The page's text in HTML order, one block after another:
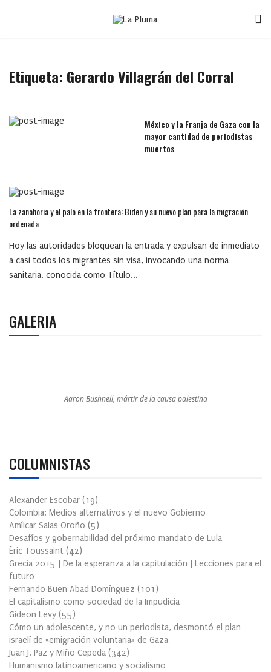
Etiqueta: Gerardo Villagrán del Corral
México y la Franja de Gaza con la
mayor cantidad de periodistas
muertos
La zanahoria y el palo en la frontera: Biden y su nuevo plan para la migración
ordenada
Hoy las autoridades bloquean la entrada y expulsan de inmediato
a casi todos los migrantes sin visa, invocando una norma
sanitaria, conocida como Título...
GALERIA
Aaron Bushnell, mártir de la causa palestina
COLUMNISTAS
Alexander Escobar (19)
Colombia: Medios alternativos y el nuevo Gobierno
Amílcar Salas Oroño (5)
Desafíos y gobernabilidad del próximo mandato de Lula
Éric Toussaint (42)
Grecia 2015 | De la esperanza a la capitulación | Lecciones para el
futuro
Fernando Buen Abad Domínguez (101 )
El capitalismo como sociedad de la Impudicia
Gideon Levy (55)
Cómo un adolescente, y no un periodista, desmontó el plan
israelí de «emigración voluntaria» de Gaza
Juan J. Paz y Miño Cepeda (342)
Humanismo latinoamericano y socialismo